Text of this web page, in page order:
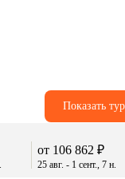
Показать
от 106 862 ₽
25 авг. - 1 сент., 7 н.